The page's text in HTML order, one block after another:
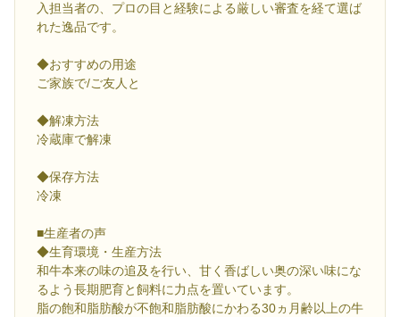
入担当者の、プロの目と経験による厳しい審査を経て選ば
れた逸品です。
◆おすすめの用途
ご家族で/ご友人と
◆解凍方法
冷蔵庫で解凍
◆保存方法
冷凍
■生産者の声
◆生育環境・生産方法
和牛本来の味の追及を行い、甘く香ばしい奥の深い味にな
るよう長期肥育と飼料に力点を置いています。
脂の飽和脂肪酸が不飽和脂肪酸にかわる30ヵ月齢以上の牛